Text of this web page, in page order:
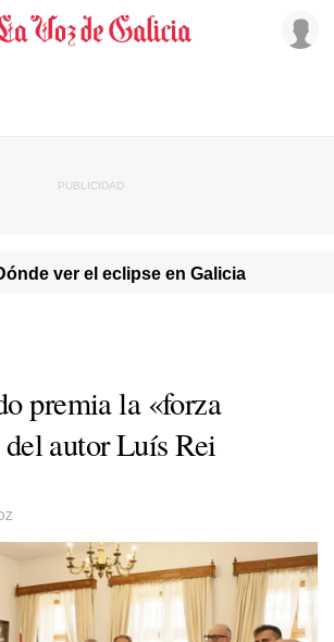
ver el eclipse en Galicia
premia la «forza
autor Luís Rei